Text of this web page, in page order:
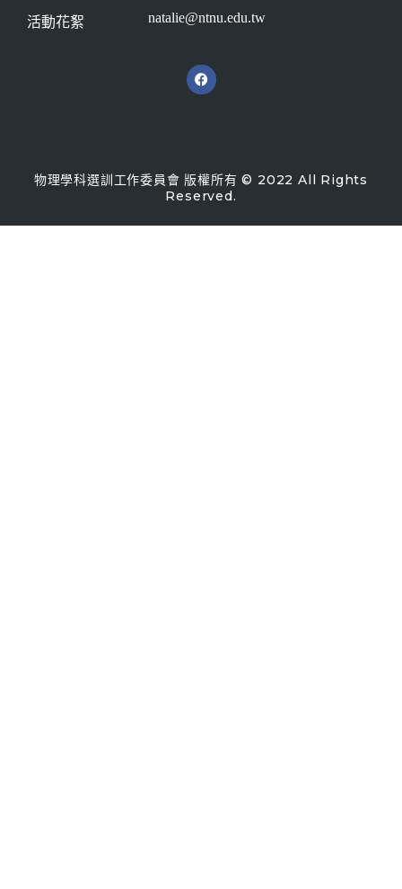
活動花絮 natalie@ntnu.edu.tw
物理學科選訓工作委員會 版權所有 © 2022 All Rights
Reserved.